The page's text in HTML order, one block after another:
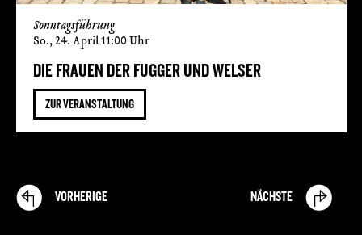
Sonntagsführung
DIE FRAUEN DER FUGGER UND WELSER
So., 24. April 11:00 Uhr
ZUR VERANSTALTUNG
VORHERIGE NÄCHSTE